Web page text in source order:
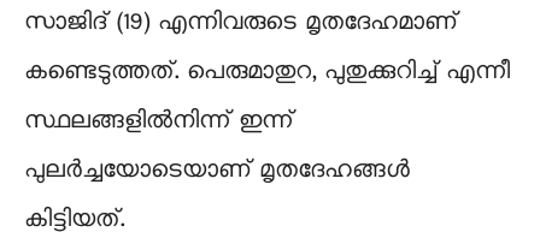
സാജിദ് (19) എന്നിവരുടെ മൃതദേഹമാണ്
കണ്ടെടുത്തത്. പെരുമാതുറ, പുതുക്കുറിച്ച് എന്നീ
സ്ഥലങ്ങളിൽനിന്ന്‌ ഇന്ന്‌
പുലർച്ചയോടെയാണ് മൃതദേഹങ്ങൾ
കിട്ടിയത്.